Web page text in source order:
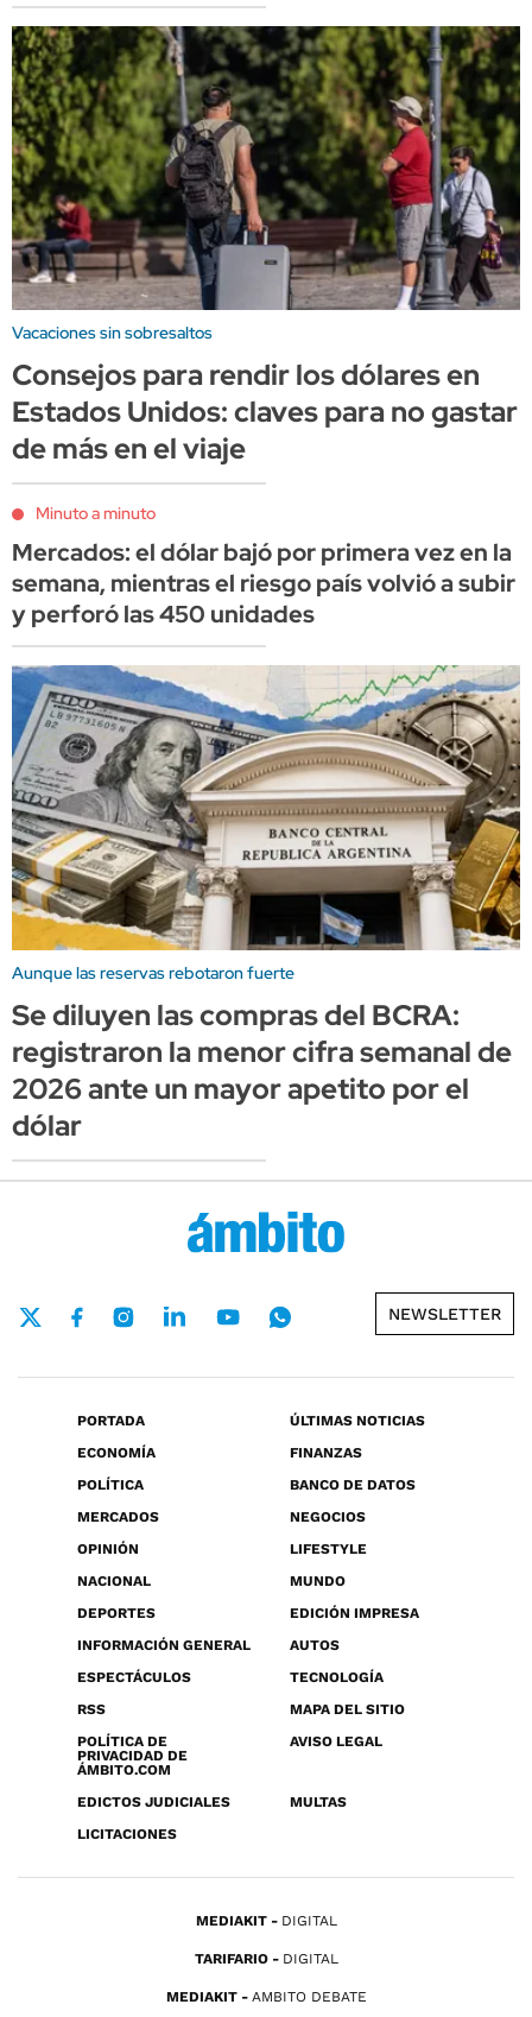
Vacaciones sin sobresaltos
Consejos para rendir los dólares en
Estados Unidos: claves para no gastar
de más en el viaje
Minuto a minuto
Mercados: el dólar bajó por primera vez en la
semana, mientras el riesgo país volvió a subir
y perforó las 450 unidades
Aunque las reservas rebotaron fuerte
Se diluyen las compras del BCRA:
registraron la menor cifra semanal de
2026 ante un mayor apetito por el
dólar
NEWSLETTER
PORTADA
ÚLTIMAS NOTICIAS
ECONOMÍA
FINANZAS
POLÍTICA
BANCO DE DATOS
MERCADOS
NEGOCIOS
OPINIÓN
LIFESTYLE
NACIONAL
MUNDO
DEPORTES
EDICIÓN IMPRESA
INFORMACIÓN GENERAL
AUTOS
ESPECTÁCULOS
TECNOLOGÍA
RSS
MAPA DEL SITIO
POLÍTICA DE
PRIVACIDAD DE
ÁMBITO.COM
AVISO LEGAL
EDICTOS JUDICIALES
MULTAS
LICITACIONES
MEDIAKIT DIGITAL
TARIFARIO DIGITAL
MEDIAKIT AMBITO DEBATE